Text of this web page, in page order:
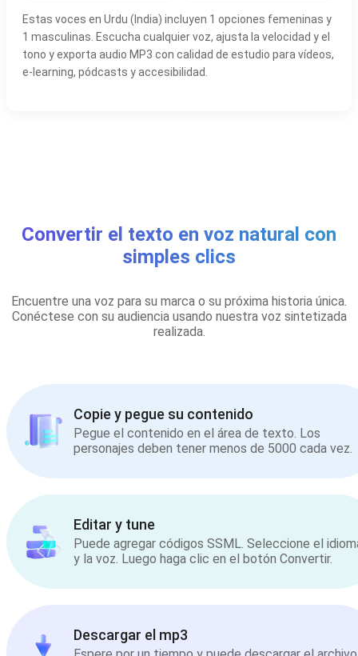
Estas voces en Urdu (India) incluyen 1 opciones femeninas y
1 masculinas. Escucha cualquier voz, ajusta la velocidad y el
tono y exporta audio MP3 con calidad de estudio para vídeos,
e-learning, pódcasts y accesibilidad.
Convertir el texto en voz natural con
simples clics
Encuentre una voz para su marca o su próxima historia única.
Conéctese con su audiencia usando nuestra voz sintetizada
realizada.
Copie y pegue su contenido
Pegue el contenido en el área de texto. Los
personajes deben tener menos de 5000 cada vez.
Editar y tune
Puede agregar códigos SSML. Seleccione el
y la voz. Luego haga clic en el botón Convertir.
Descargar el mp3